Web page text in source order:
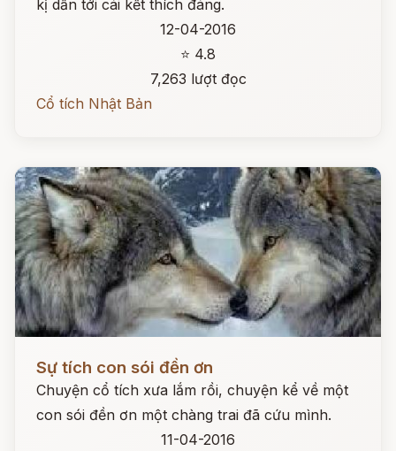
kị dẫn tới cái kết thích đáng.
12-04-2016
⭐ 4.8
7,263 lượt đọc
Cổ tích Nhật Bản
Sự tích con sói đền ơn
Chuyện cổ tích xưa lắm rồi, chuyện kể về một
con sói đền ơn một chàng trai đã cứu mình.
11-04-2016